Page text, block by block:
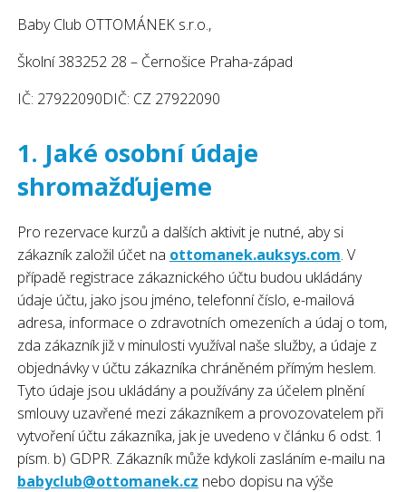
Baby Club OTTOMÁNEK s.r.o.,
Školní 383252 28 – Černošice Praha-západ
IČ: 27922090DIČ: CZ 27922090
1. Jaké osobní údaje
shromažďujeme
Pro rezervace kurzů a dalších aktivit je nutné, aby si
zákazník založil účet na ottomanek.auksys.com. V
případě registrace zákaznického účtu budou ukládány
údaje účtu, jako jsou jméno, telefonní číslo, e-mailová
adresa, informace o zdravotních omezeních a údaj o tom,
zda zákazník již v minulosti využíval naše služby, a údaje z
objednávky v účtu zákazníka chráněném přímým heslem.
Tyto údaje jsou ukládány a používány za účelem plnění
smlouvy uzavřené mezi zákazníkem a provozovatelem při
vytvoření účtu zákazníka, jak je uvedeno v článku 6 odst. 1
písm. b) GDPR. Zákazník může kdykoli zasláním e-mailu na
babyclub@ottomanek.cz nebo dopisu na výše